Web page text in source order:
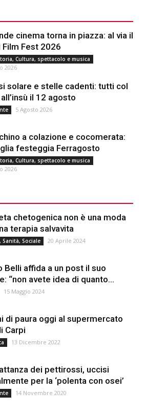
cinema torna in piazza: al via il
Film Fest 2026
Cultura, spettacolo e musica
2026
solare e stelle cadenti: tutti col
il 12 agosto
5 Agosto 2026
a colazione e cocomerata:
festeggia Ferragosto
Cultura, spettacolo e musica
2026
chetogenica non è una moda
terapia salvavita
Sanità, Sociale 20 Aprile 2024
Belli affida a un post il suo
“non avete idea di quanto...
15 Maggio 2024
di paura oggi al supermercato
Carpi
13 Dicembre 2022
dei pettirossi, uccisi
per la ‘polenta con osei’
14 Novembre 2020